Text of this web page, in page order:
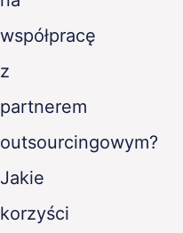
współpracę
z
partnerem
outsourcingowym?
Jakie
korzyści